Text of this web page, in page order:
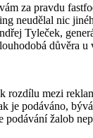
za pravdu
neudělal nic
Tyleček,
důvěra u
rozdílu mezi
je podáváno,
podávání žalob